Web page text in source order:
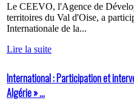
Le CEEVO, l'Agence de
territoires du Val d'Oise, a
Internationale de la...
Lire la suite
International : Participation et
Algérie » ...